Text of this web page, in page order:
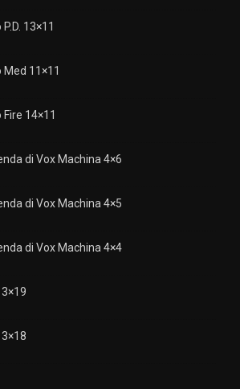
13×11
Med 11×11
14×11
di Vox Machina 4×6
di Vox Machina 4×5
di Vox Machina 4×4